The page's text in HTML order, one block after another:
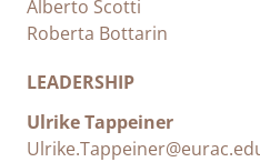
Alberto Scotti
Roberta Bottarin
LEADERSHIP
Ulrike Tappeiner